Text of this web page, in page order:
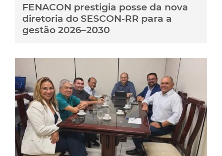
FENACON prestigia posse da nova
diretoria do SESCON-RR para a
gestão 2026–2030